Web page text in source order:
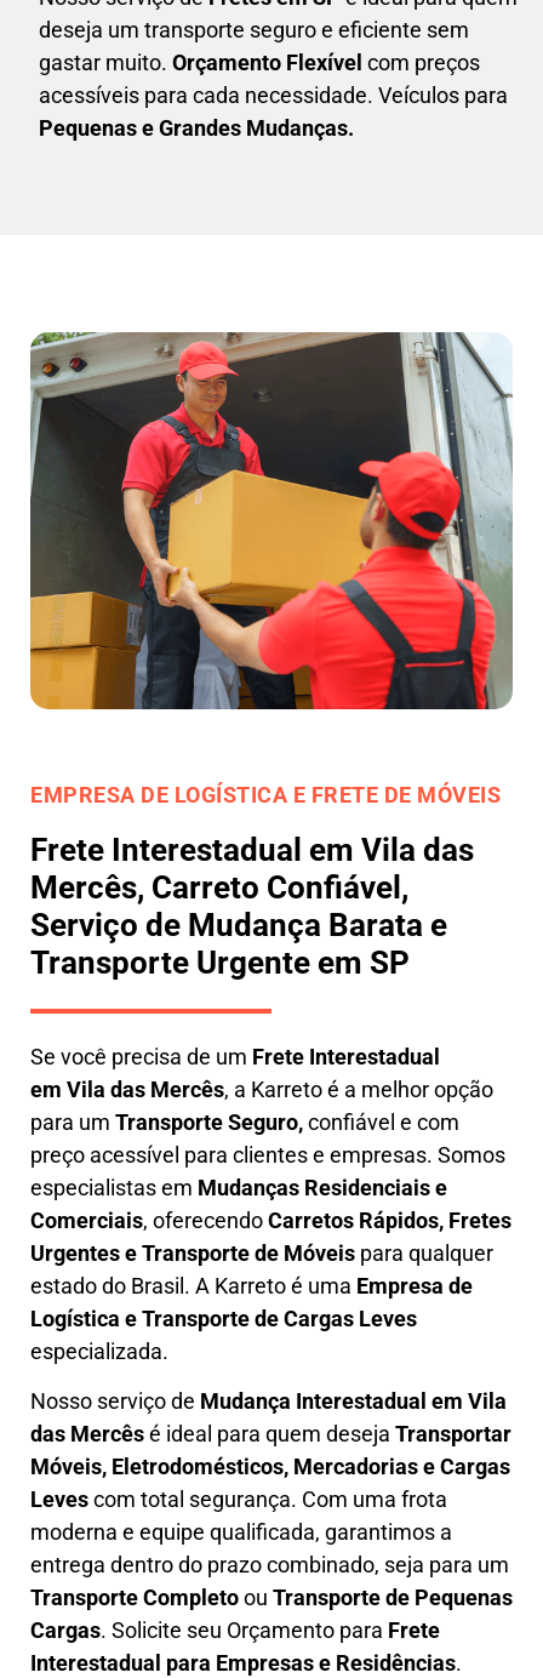
deseja um transporte seguro e eficiente sem
gastar muito. Orçamento Flexível com preços
acessíveis para cada necessidade. Veículos para
Pequenas e Grandes Mudanças.
EMPRESA DE LOGÍSTICA E FRETE DE MÓVEIS
Frete Interestadual em Vila das
Mercês, Carreto Confiável,
Serviço de Mudança Barata e
Transporte Urgente em SP
Se você precisa de um Frete Interestadual
em Vila das Mercês, a Karreto é a melhor opção
para um Transporte Seguro,confiável e com
preço acessível para clientes e empresas. Somos
especialistas em Mudanças Residenciais e
Comerciais, oferecendoCarretos Rápidos, Fretes
Urgentes e Transporte de Móveis para qualquer
estado do Brasil. A Karretoé uma Empresa de
Logística e Transporte de Cargas Leves
especializada.
Nosso serviço de Mudança Interestadual em Vila
das Mercêsé ideal para quem deseja Transportar
Móveis, Eletrodomésticos, Mercadorias e Cargas
Levescom total segurança. Com uma frota
moderna e equipe qualificada, garantimos a
entrega dentro do prazo combinado, seja para um
Transporte Completoou Transporte de Pequenas
Cargas. Solicite seu Orçamento para Frete
Interestadual para Empresas e Residências.